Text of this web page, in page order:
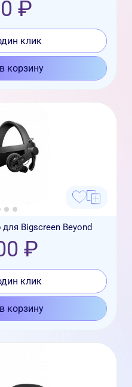
₽
клик
корзину
Bigscreen Beyond
₽
клик
корзину